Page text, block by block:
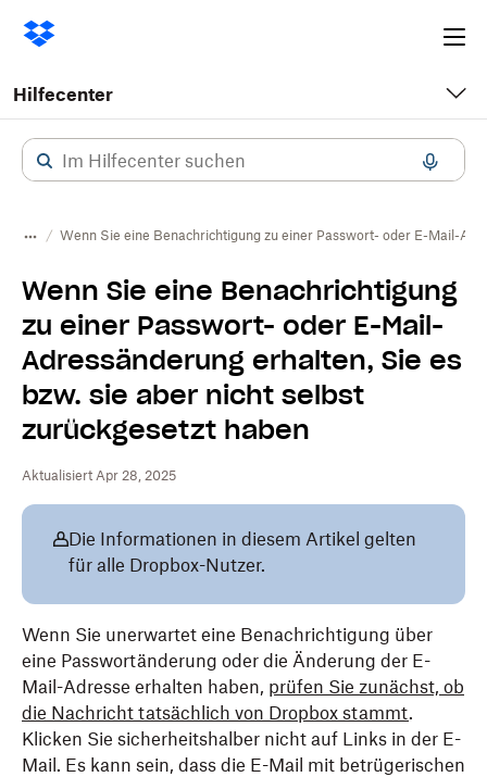
Hilfecenter
Wenn Sie eine Benachrichtigung zu einer Passwort- oder E-Mail-
Wenn Sie eine Benachrichtigung
zu einer Passwort- oder E-Mail-
Adressänderung erhalten, Sie es
bzw. sie aber nicht selbst
zurückgesetzt haben
Aktualisiert Apr 28, 2025
Die Informationen in diesem Artikel gelten
für alle Dropbox-Nutzer.
Wenn Sie unerwartet eine Benachrichtigung über
eine Passwortänderung oder die Änderung der E-
Mail-Adresse erhalten haben, prüfen Sie zunächst, ob
die Nachricht tatsächlich von Dropbox stammt.
Klicken Sie sicherheitshalber nicht auf Links in der E-
Mail. Es kann sein, dass die E-Mail mit betrügerischen